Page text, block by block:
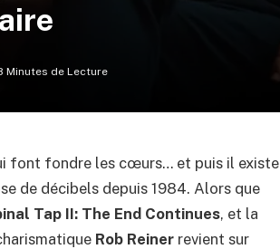
Minutes de Lecture
font fondre les cœurs… et puis il existe
de décibels depuis 1984. Alors que
Tap II: The End Continues, et la
Rob Reiner revient sur